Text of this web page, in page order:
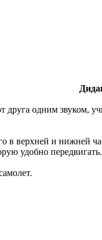
одним звуком,
верхней и нижней
удобно передвигать.